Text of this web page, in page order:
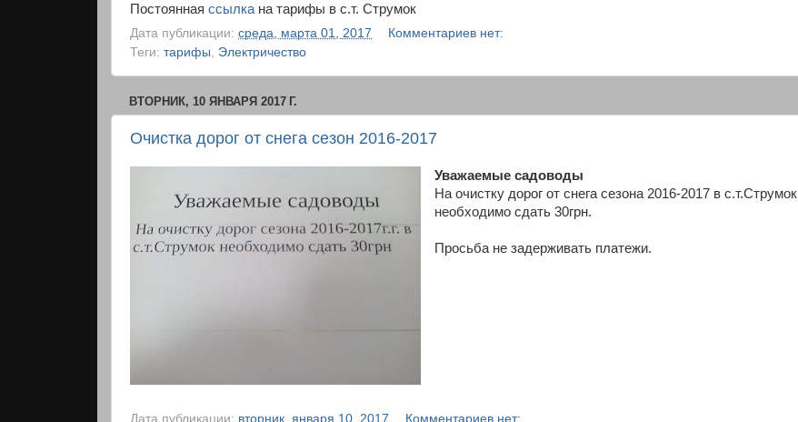
Постоянная ссылка на тарифы в с.т. Струмок
Дата публикации: среда, марта 01, 2017
Комментариев нет:
Теги: тарифы, Электричество
ВТОРНИК, 10 ЯНВАРЯ 2017 Г.
Очистка дорог от снега сезон 2016-2017
Уважаемые садоводы
На очистку дорог от снега сезона 2016-2017 в с.т.Струмок
необходимо сдать 30грн.
Просьба не задерживать платежи.
Дата публикации: вторник, января 10, 2017 Комментариев нет: